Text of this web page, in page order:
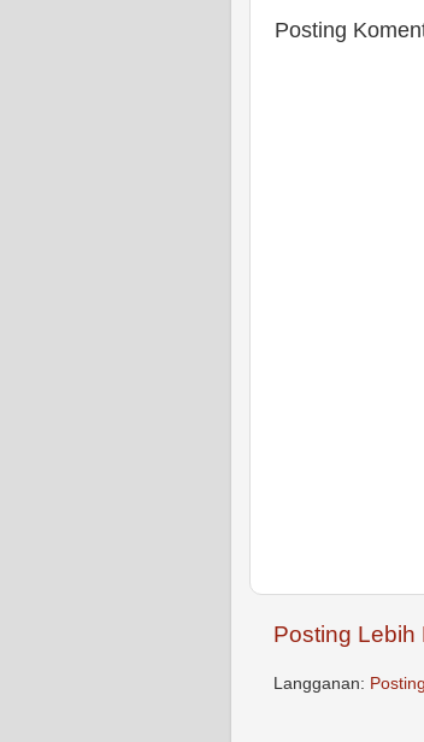
Posting
Posting Lebih
Langganan: